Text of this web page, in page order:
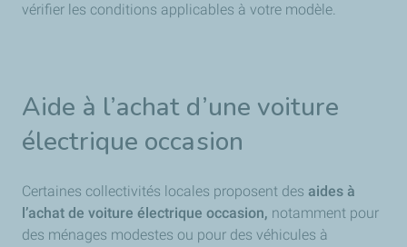
vérifier les conditions applicables à votre modèle.
Aide à l’achat d’une voiture
électrique occasion
Certaines collectivités locales proposent des aides à
l’achat de voiture électrique occasion, notamment pour
des ménages modestes ou pour des véhicules à